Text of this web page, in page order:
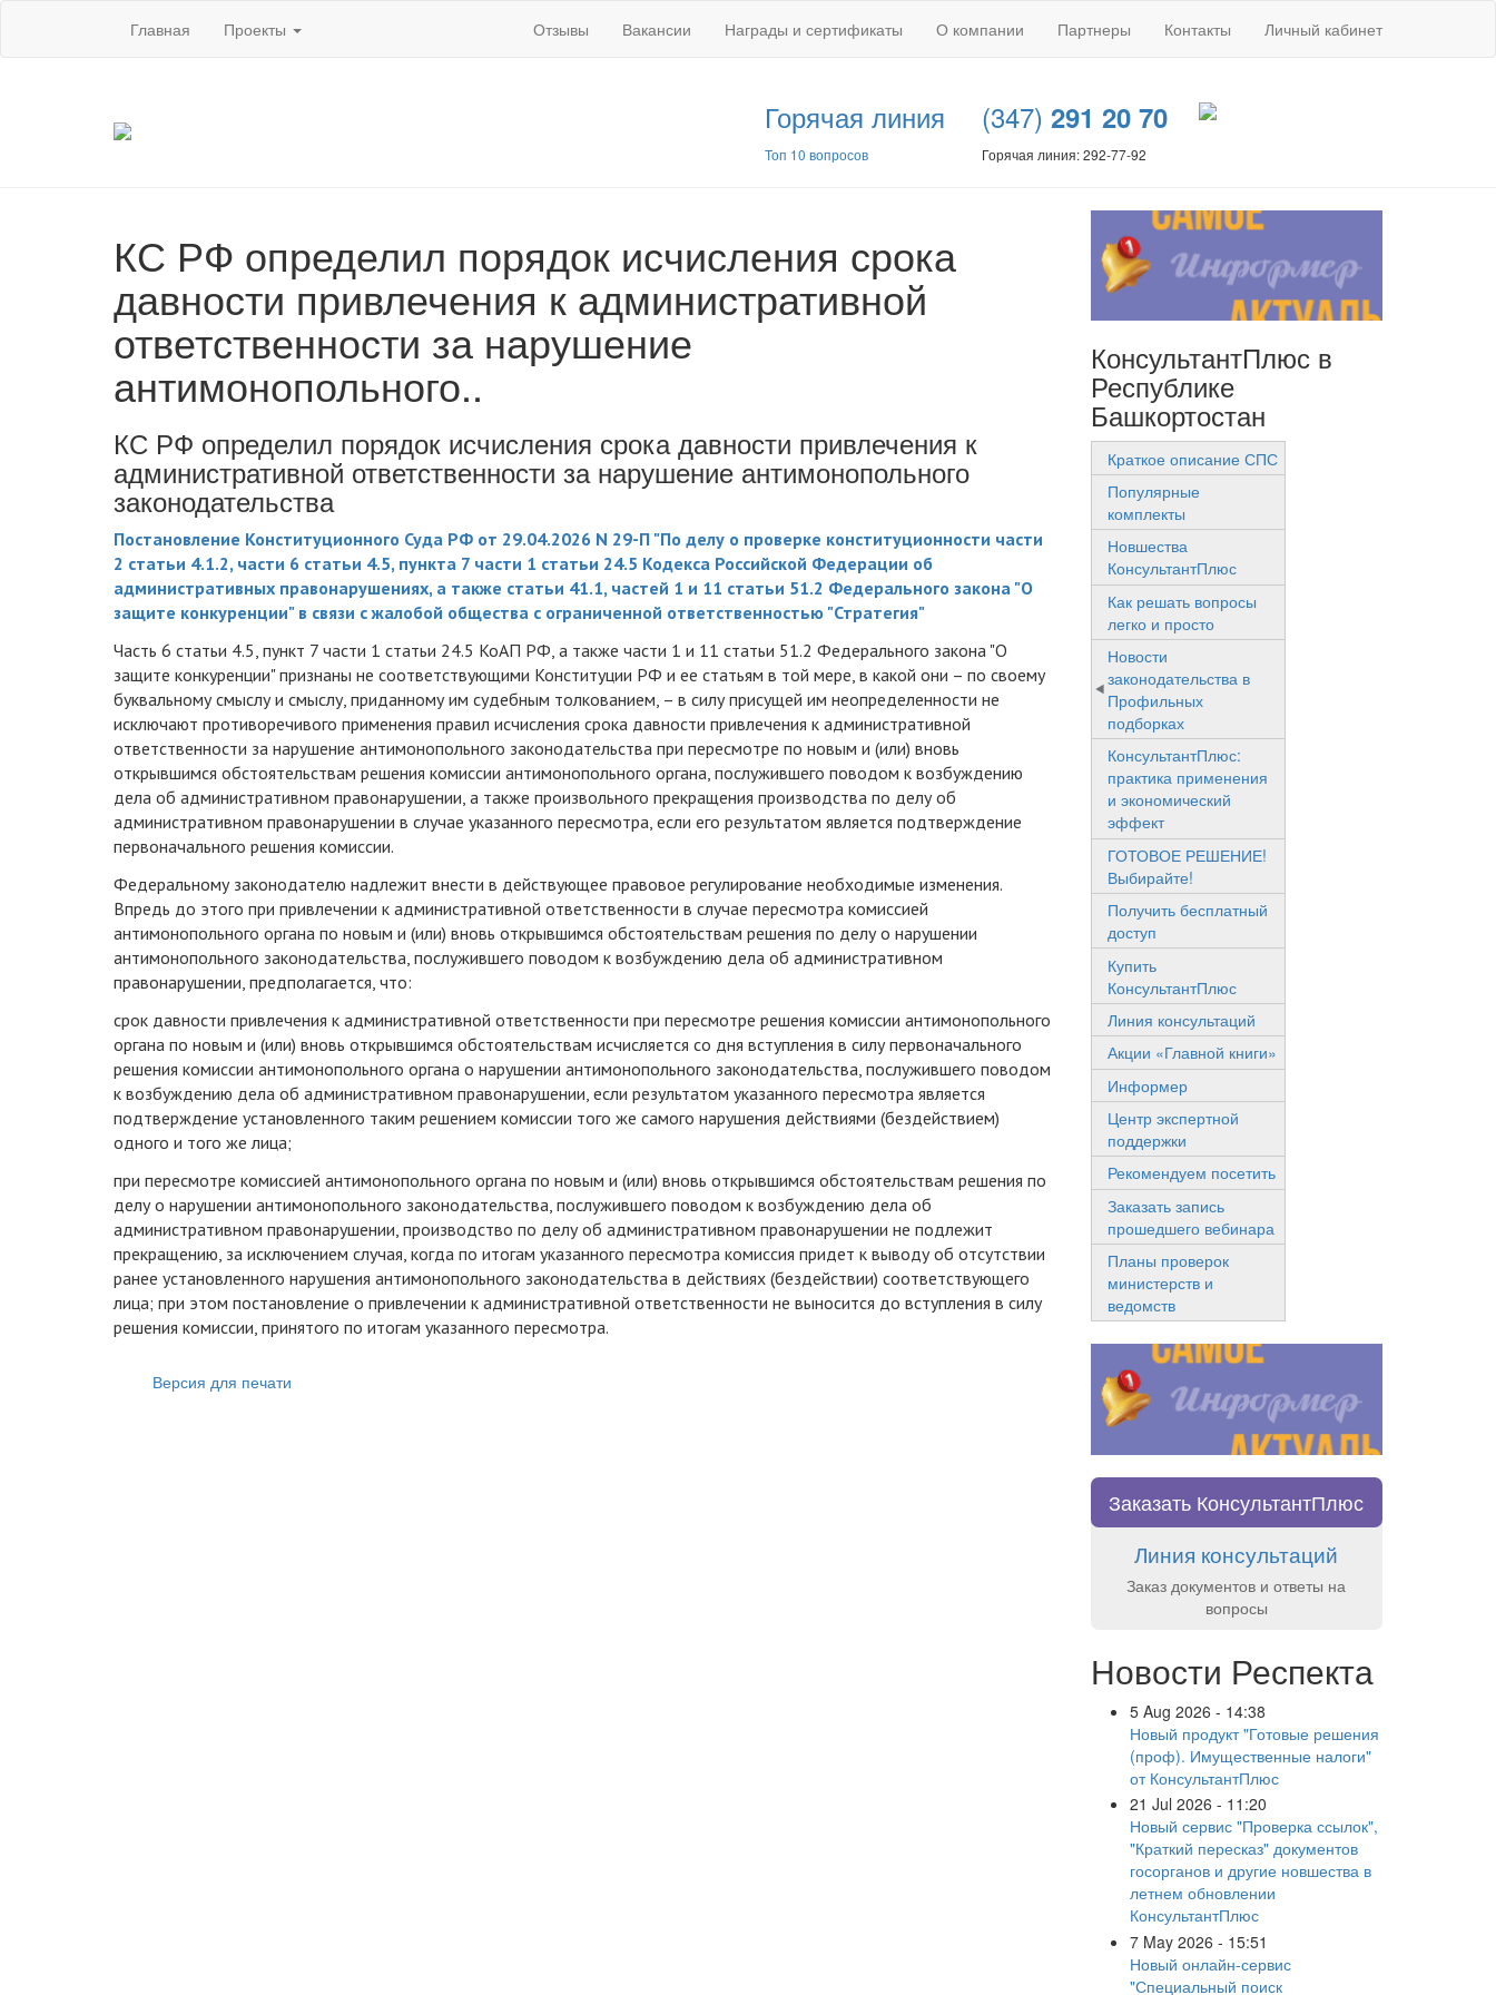
Главная Проекты Отзывы Вакансии Награды и сертификаты О компании Партнеры Контакты Личный кабинет
Горячая линия
Топ 10 вопросов
(347) 291 20 70
Горячая линия: 292-77-92
КС РФ определил порядок исчисления срока
давности привлечения к административной
ответственности за нарушение
антимонопольного..
КС РФ определил порядок исчисления срока давности привлечения к
административной ответственности за нарушение антимонопольного
законодательства
Постановление Конституционного Суда РФ от 29.04.2026 N 29-П "По делу о проверке конституционности части
2 статьи 4.1.2, части 6 статьи 4.5, пункта 7 части 1 статьи 24.5 Кодекса Российской Федерации об
административных правонарушениях, а также статьи 41.1, частей 1 и 11 статьи 51.2 Федерального закона "О
защите конкуренции" в связи с жалобой общества с ограниченной ответственностью "Стратегия"
Часть 6 статьи 4.5, пункт 7 части 1 статьи 24.5 КоАП РФ, а также части 1 и 11 статьи 51.2 Федерального закона "О
защите конкуренции" признаны не соответствующими Конституции РФ и ее статьям в той мере, в какой они – по своему
буквальному смыслу и смыслу, приданному им судебным толкованием, – в силу присущей им неопределенности не
исключают противоречивого применения правил исчисления срока давности привлечения к административной
ответственности за нарушение антимонопольного законодательства при пересмотре по новым и (или) вновь
открывшимся обстоятельствам решения комиссии антимонопольного органа, послужившего поводом к возбуждению
дела об административном правонарушении, а также произвольного прекращения производства по делу об
административном правонарушении в случае указанного пересмотра, если его результатом является подтверждение
первоначального решения комиссии.
Федеральному законодателю надлежит внести в действующее правовое регулирование необходимые изменения.
Впредь до этого при привлечении к административной ответственности в случае пересмотра комиссией
антимонопольного органа по новым и (или) вновь открывшимся обстоятельствам решения по делу о нарушении
антимонопольного законодательства, послужившего поводом к возбуждению дела об административном
правонарушении, предполагается, что:
срок давности привлечения к административной ответственности при пересмотре решения комиссии антимонопольного
органа по новым и (или) вновь открывшимся обстоятельствам исчисляется со дня вступления в силу первоначального
решения комиссии антимонопольного органа о нарушении антимонопольного законодательства, послужившего поводом
к возбуждению дела об административном правонарушении, если результатом указанного пересмотра является
подтверждение установленного таким решением комиссии того же самого нарушения действиями (бездействием)
одного и того же лица;
при пересмотре комиссией антимонопольного органа по новым и (или) вновь открывшимся обстоятельствам решения по
делу о нарушении антимонопольного законодательства, послужившего поводом к возбуждению дела об
административном правонарушении, производство по делу об административном правонарушении не подлежит
прекращению, за исключением случая, когда по итогам указанного пересмотра комиссия придет к выводу об отсутствии
ранее установленного нарушения антимонопольного законодательства в действиях (бездействии) соответствующего
лица; при этом постановление о привлечении к административной ответственности не выносится до вступления в силу
решения комиссии, принятого по итогам указанного пересмотра.
Версия для печати
КонсультантПлюс в
Республике
Башкортостан
Краткое описание СПС
Популярные
комплекты
Новшества
КонсультантПлюс
Как решать вопросы
легко и просто
Новости
законодательства в
Профильных
подборках
КонсультантПлюс:
практика применения
и экономический
эффект
ГОТОВОЕ РЕШЕНИЕ!
Выбирайте!
Получить бесплатный
доступ
Купить
КонсультантПлюс
Линия консультаций
Акции «Главной книги»
Информер
Центр экспертной
поддержки
Рекомендуем посетить
Заказать запись
прошедшего вебинара
Планы проверок
министерств и
ведомств
Заказать КонсультантПлюс
Линия консультаций
Заказ документов и ответы на
вопросы
Новости Респекта
5 Aug 2026 - 14:38
Новый продукт "Готовые решения
(проф). Имущественные налоги"
от КонсультантПлюс
21 Jul 2026 - 11:20
Новый сервис "Проверка ссылок",
"Краткий пересказ" документов
госорганов и другие новшества в
летнем обновлении
КонсультантПлюс
7 May 2026 - 15:51
Новый онлайн-сервис
"Специальный поиск